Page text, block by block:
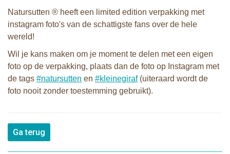
Natursutten ® heeft een limited edition verpakking met
instagram foto's van de schattigste fans over de hele
wereld!
Wil je kans maken om je moment te delen met een eigen
foto op de verpakking, plaats dan de foto op Instagram met
de tags #natursutten en #kleinegiraf(uiteraard wordt de
foto nooit zonder toestemming gebruikt).
Ga terug